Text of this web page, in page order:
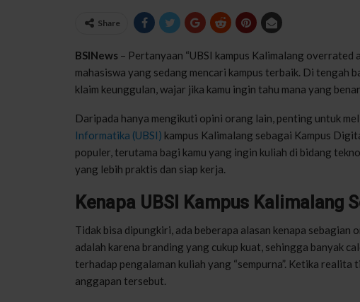
Share
BSINews – Pertanyaan “UBSI kampus Kalimalang
mahasiswa yang sedang mencari kampus terbaik. Di
klaim keunggulan, wajar jika kamu ingin tahu mana yang
Daripada hanya mengikuti opini orang lain, penting untuk
Informatika (UBSI) kampus Kalimalang sebagai Kampus
populer, terutama bagi kamu yang ingin kuliah di bidang
yang lebih praktis dan siap kerja.
Kenapa UBSI Kampus Kalimalang
Tidak bisa dipungkiri, ada beberapa alasan kenapa sebagian
adalah karena branding yang cukup kuat, sehingga banyak
terhadap pengalaman kuliah yang “sempurna”. Ketika realita
anggapan tersebut.